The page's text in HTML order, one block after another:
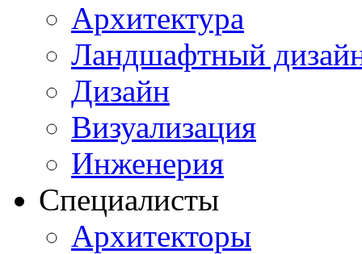
Архитектура
Ландшафтный
Дизайн
Визуализация
Инженерия
Специалисты
Архитекторы